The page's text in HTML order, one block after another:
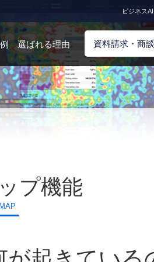
ビジネスAI
資料請求・商
選ばれる理由
プ機能